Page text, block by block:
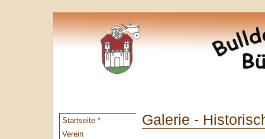
Startseite *
Verein
Galerie -